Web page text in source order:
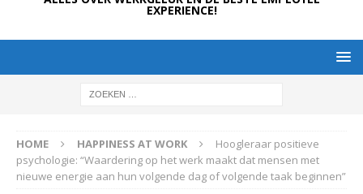
EXPERIENCE!
HOME HAPPINESS AT WORK
Hoogleraar positieve
psychologie: “Waardering op het werk maakt dat mensen met
nieuwe energie aan hun volgende dag of volgende taak beginnen”